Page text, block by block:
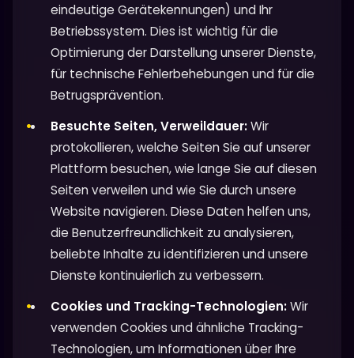
eindeutige Gerätekennungen) und Ihr
Betriebssystem. Dies ist wichtig für die
Optimierung der Darstellung unserer Dienste,
für technische Fehlerbehebungen und für die
Betrugsprävention.
Besuchte Seiten, Verweildauer:Wir
protokollieren, welche Seiten Sie auf unserer
Plattform besuchen, wie lange Sie auf diesen
Seiten verweilen und wie Sie durch unsere
Website navigieren. Diese Daten helfen uns,
die Benutzerfreundlichkeit zu analysieren,
beliebte Inhalte zu identifizieren und unsere
Dienste kontinuierlich zu verbessern.
Cookies und Tracking-Technologien:Wir
verwenden Cookies und ähnliche Tracking-
Technologien, um Informationen über Ihre